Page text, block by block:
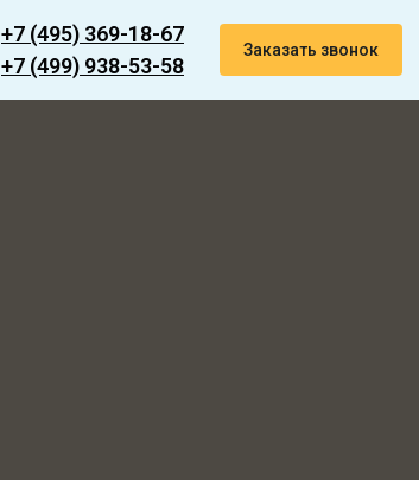
+7 (495) 369-18-67
+7 (499) 938-53-58
Заказать звонок